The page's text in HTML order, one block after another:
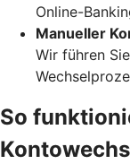
Online-
Manueller
Wir führen
So